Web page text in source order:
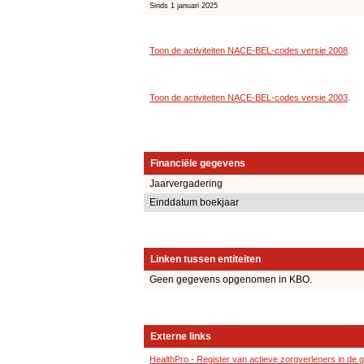
Sinds 1 januari 2025
Toon de activiteiten NACE-BEL-codes versie 2008
Toon de activiteiten NACE-BEL-codes versie 2003
Financiële gegevens
Jaarvergadering
Einddatum boekjaar
Linken tussen entiteiten
Geen gegevens opgenomen in KBO.
Externe links
HealthPro - Register van actieve zorgverleners in de